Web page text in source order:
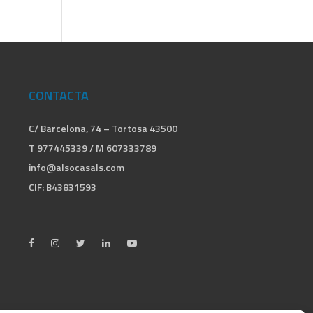
CONTACTA
C/ Barcelona, 74 – Tortosa 43500
T 977445339 / M 607333789
info@alsocasals.com
CIF: B43831593